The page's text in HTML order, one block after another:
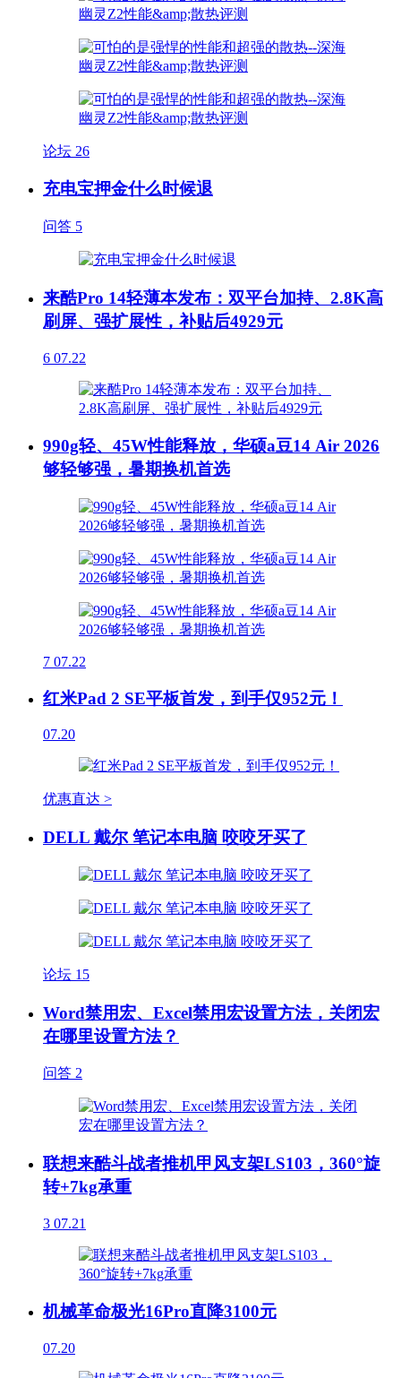
论坛 26
充电宝押金什么时候退
问答 5
来酷Pro 14轻薄本发布：双平台加持、2.8K高
刷屏、强扩展性，补贴后4929元
6 07.22
990g轻、45W性能释放，华硕a豆14 Air 2026
够轻够强，暑期换机首选
7 07.22
红米Pad 2 SE平板首发，到手仅952元！
07.20
优惠直达 >
DELL 戴尔 笔记本电脑 咬咬牙买了
论坛 15
Word禁用宏、Excel禁用宏设置方法，关闭宏
在哪里设置方法？
问答 2
联想来酷斗战者推机甲风支架LS103，360°旋
转+7kg承重
3 07.21
机械革命极光16Pro直降3100元
07.20